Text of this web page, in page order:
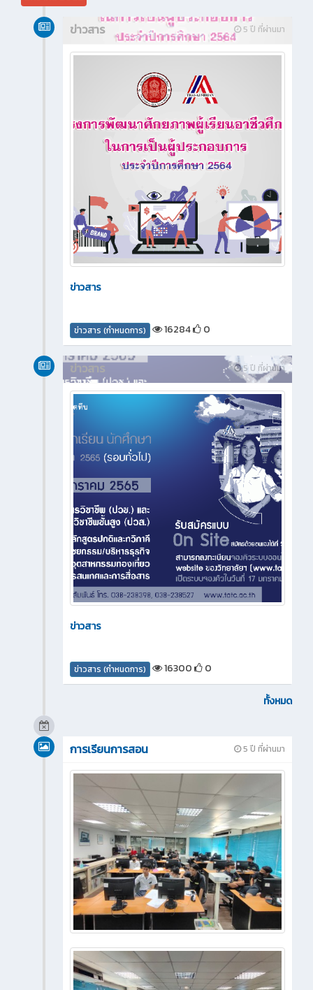
5 ปี ที่ผ่านมา
ข่าวสาร
ข่าวสาร
ข่าวสาร (กำหนดการ) 16284 0
5 ปี ที่ผ่านมา
ข่าวสาร
ข่าวสาร
ข่าวสาร (กำหนดการ) 16300 0
ทั้งหมด
5 ปี ที่ผ่านมา
การเรียนการสอน